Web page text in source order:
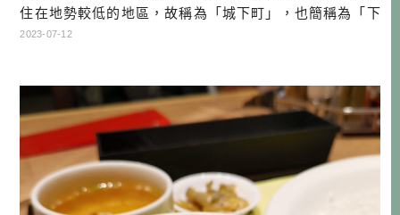
住在地勢較低的地區，故稱為「城下町」，也簡稱為「下
町」。下町總是非常熱鬧，各式各樣的店鋪匯聚，充滿朝
日，風雷神門的燈籠下，總是滿坑滿谷的遊客在拍照。仔細
一聽，真的可以聽到各種不同語言，有種外 […]…
2023-07-12